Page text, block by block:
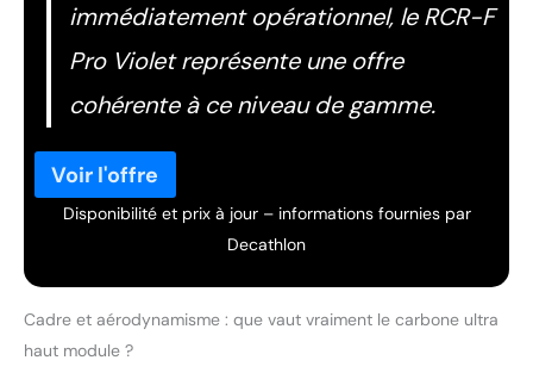
immédiatement opérationnel, le RCR-F
Pro Violet représente une offre
cohérente à ce niveau de gamme.
Disponibilité et prix à jour – informations fournies par
Decathlon
Cadre et aérodynamisme : que vaut vraiment le carbone ultra
haut module ?